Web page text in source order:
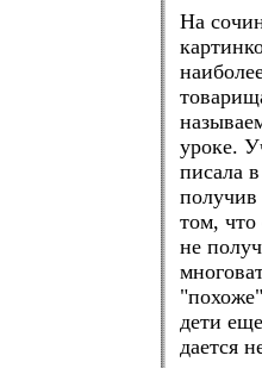
На
уроке.
писала
том,
не
дети
дается